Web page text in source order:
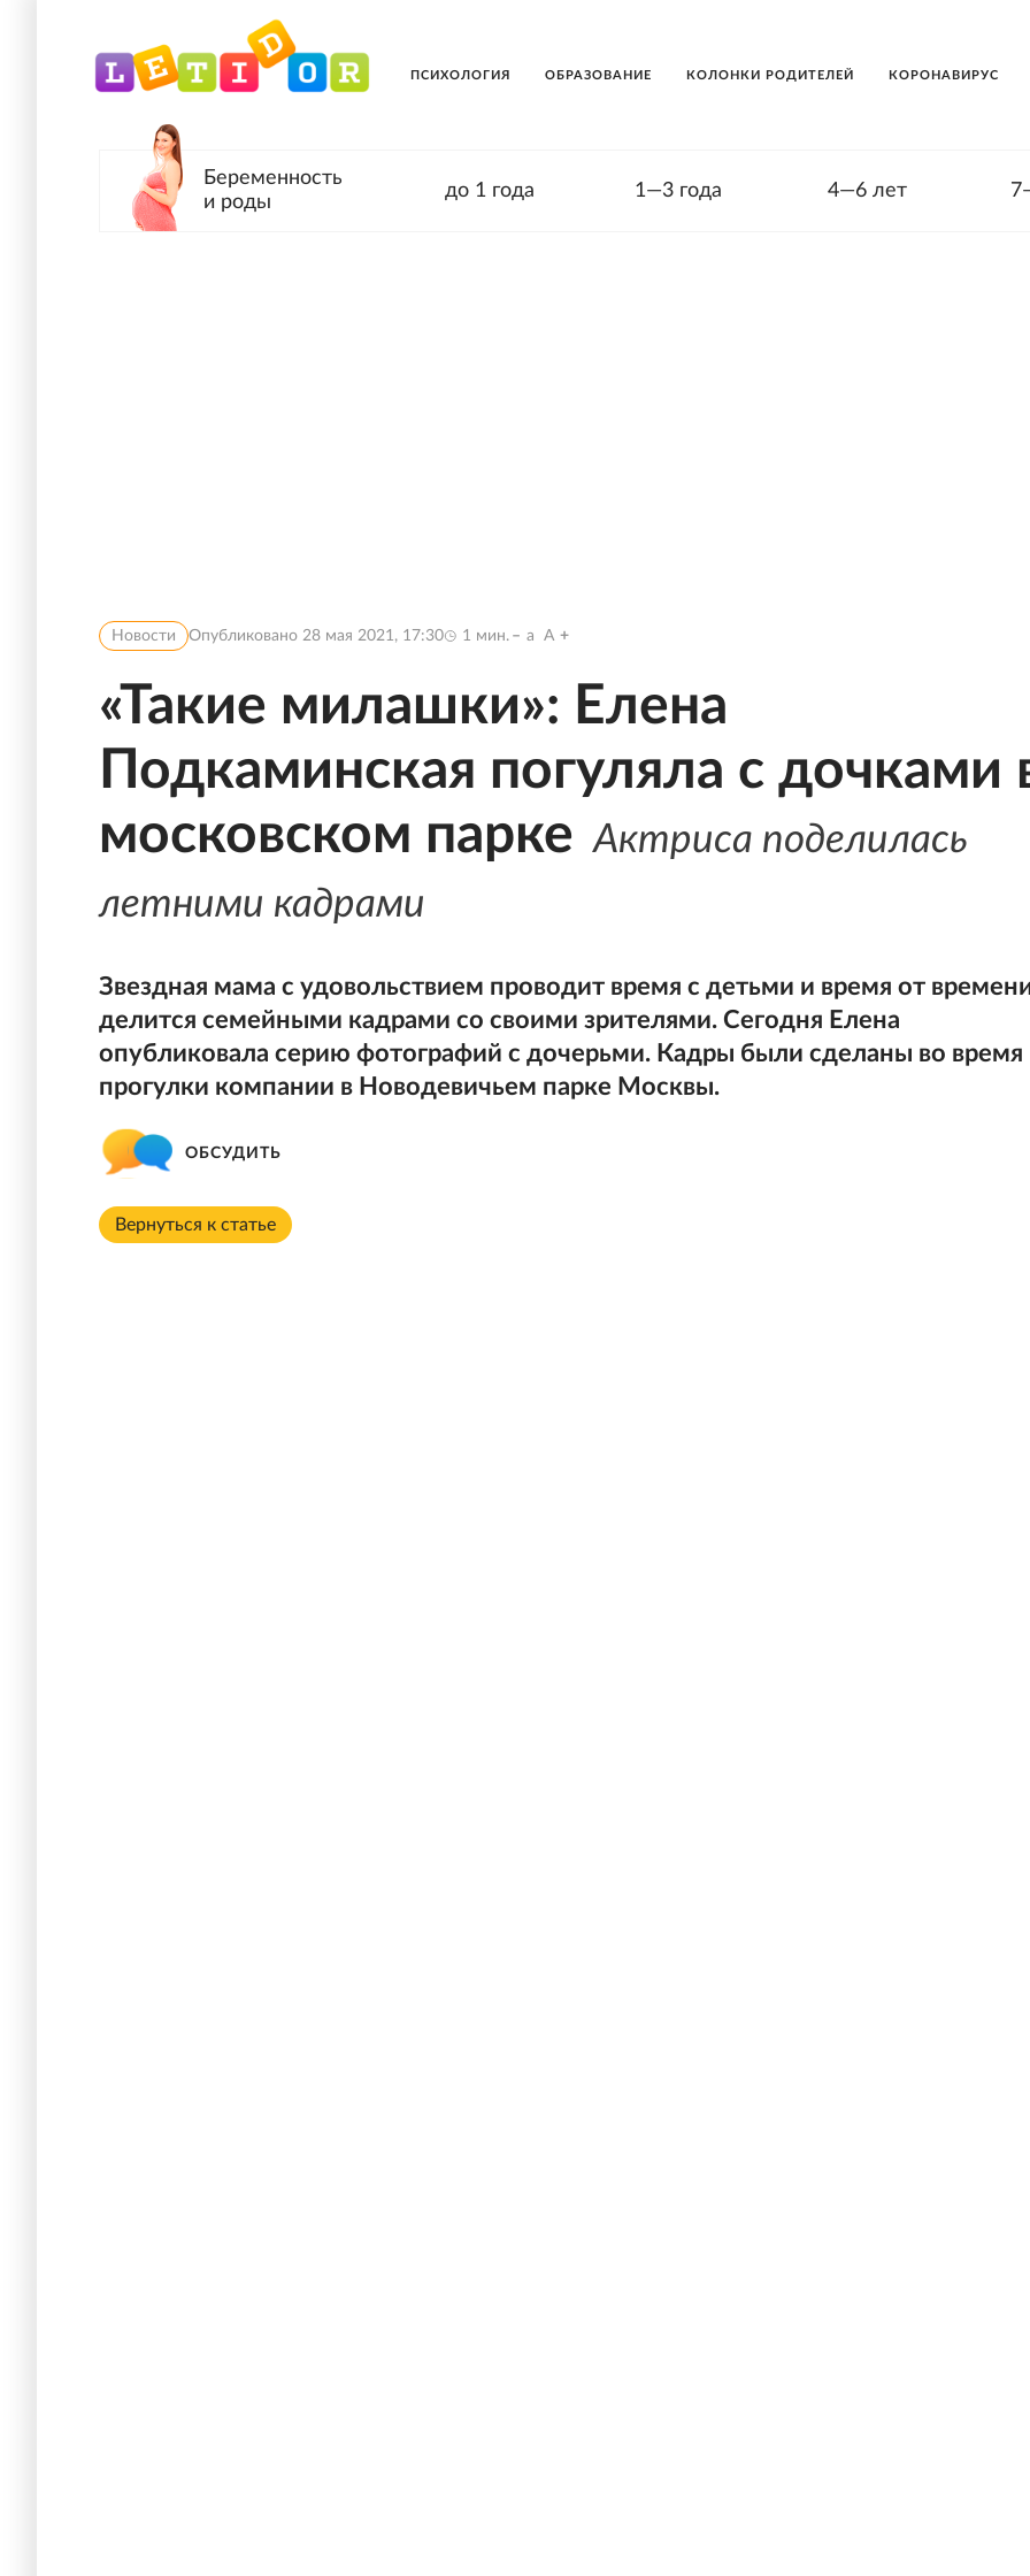
ПСИХОЛОГИЯ ОБРАЗОВАНИЕ КОЛОНКИ РОДИТЕЛЕЙ КОРОНАВИРУС
Беременность
и роды
до 1 года 1—3 года 4—6 лет
Новости Опубликовано 28 мая 2021, 17:30 1 мин. a A
«Такие милашки»: Елена
Подкаминская погуляла с дочками
московском парке Актриса поделилась
летними кадрами
Звездная мама с удовольствием проводит время с детьми и время от
делится семейными кадрами со своими зрителями. Сегодня Елена
опубликовала серию фотографий с дочерьми. Кадры были сделаны во время
прогулки компании в Новодевичьем парке Москвы.
ОБСУДИТЬ
Вернуться к статье